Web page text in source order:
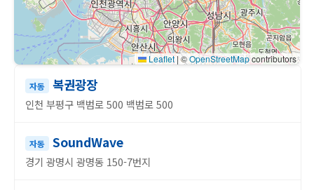
자동 복권광장
인천 부평구 백범로 500 백범로 500
자동 SoundWave
경기 광명시 광명동 150-7번지
Leaflet |©OpenStreetMapcontributors